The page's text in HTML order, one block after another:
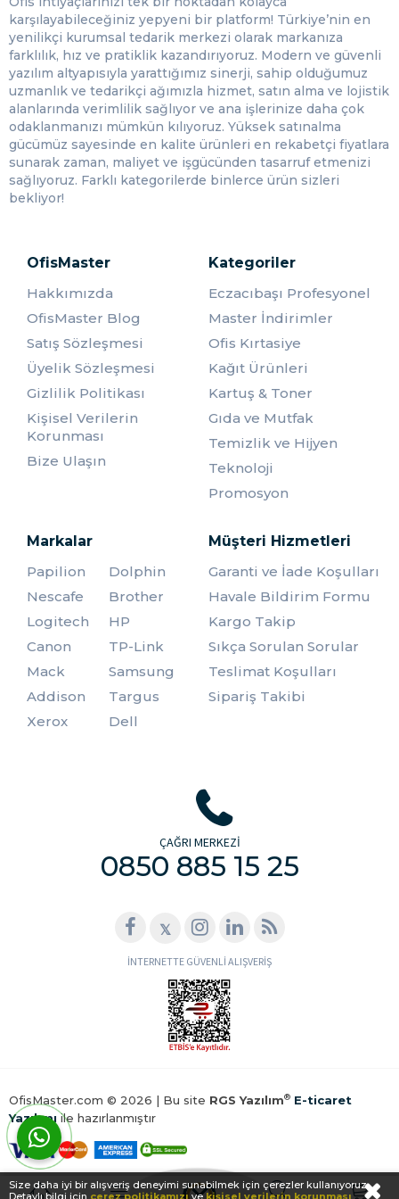
WhatsApp ile Hemen Ulaş!
bir şekilde korunurken kullanımı da kolaylaşır. OfisMaster
manyetolu siboplu çakmakları, dayanıklılığı ve işlevselliğiyle
günlük yaşamınıza fonksiyonellik katar.
Kişiye Özel Çakmak
Kişiye özel çakmaklar, özel anlam ve değer katmak için
mükemmel bir seçenektir. İsim, tarih veya özel bir mesajla
kişiselleştirilmiş çakmaklar, kendinizi veya sevdiklerinizi
şımartmanın zarif bir yolunu sunar.
Clipper Çakmak
öne çıkan Clipper çakmaklar, çakmağınızı her an kullanmaya hazır
MRY Çakmak
MRY çakmaklar, estetik tasarım ve farklı renk seçenekleriyle
dikkat çeker. Dayanıklı malzemeler ve şık tasarımıyla MRY
çakmaklar, çakmağınızı stilinizi yansıtan bir aksesuar haline
getirir.
Çakmak Fiyatları
OfisMaster çakmak kategorisi, farklı tasarım ve işlevlerdeki
ürünleri uygun fiyatlarla sunar. Hem stilinizi yansıtan hem de
günlük hayatınızı kolaylaştıran çakmak modellerini uygun
çakmak modelleriyle dolu. Hem kendinizi hem de sevdiklerinizi
özel hissettirecek çakmakları keşfederek günlük yaşamınıza zarif
karşılayabileceğiniz yepyeni bir platform! Türkiye’nin en
yenilikçi kurumsal tedarik merkezi olarak markanıza
farklılık, hız ve pratiklik kazandırıyoruz. Modern ve güvenli
yazılım altyapısıyla yarattığımız sinerji, sahip olduğumuz
uzmanlık ve tedarikçi ağımızla hizmet, satın alma ve lojistik
alanlarında verimlilik sağlıyor ve ana işlerinize daha çok
odaklanmanızı mümkün kılıyoruz. Yüksek satınalma
gücümüz sayesinde en kalite ürünleri en rekabetçi fiyatlara
sunarak zaman, maliyet ve işgücünden tasarruf etmenizi
sağlıyoruz. Farklı kategorilerde binlerce ürün sizleri
bekliyor!
OfisMaster
Hakkımızda
OfisMaster Blog
Satış Sözleşmesi
Üyelik Sözleşmesi
Gizlilik Politikası
Kişisel Verilerin
Korunması
Bize Ulaşın
Kategoriler
Eczacıbaşı Profesyonel
Master İndirimler
Ofis Kırtasiye
Kağıt Ürünleri
Kartuş & Toner
Gıda ve Mutfak
Temizlik ve Hijyen
Teknoloji
Promosyon
Markalar
Papilion
Dolphin
Nescafe
Brother
Logitech
HP
Canon
TP-Link
Mack
Samsung
Addison
Targus
Xerox
Dell
Müşteri Hizmetleri
Garanti ve İade Koşulları
Havale Bildirim Formu
Kargo Takip
Sıkça Sorulan Sorular
Teslimat Koşulları
Sipariş Takibi
ÇAĞRI MERKEZİ
0850 885 15 25
𝕏
İNTERNETTE GÜVENLİ ALIŞVERİŞ
OfisMaster.com © 2026 | Bu site RGS Yazılım® E-ticaret
Yazılımı ile hazırlanmıştır
Size daha iyi bir alışveriş deneyimi sunabilmek için çerezler kullanıyoruz.
Detaylı bilgi için çerez politikamızı vekişisel verilerin korunması